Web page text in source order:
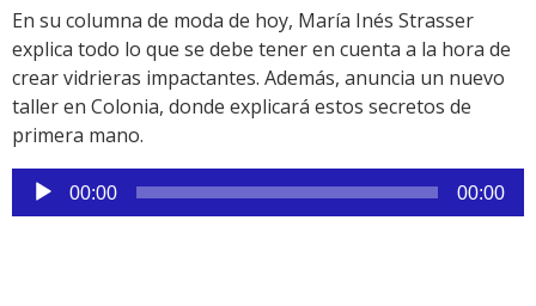
Link
En su columna de moda de hoy, María Inés Strasser
explica todo lo que se debe tener en cuenta a la hora de
crear vidrieras impactantes. Además, anuncia un nuevo
taller en Colonia, donde explicará estos secretos de
primera mano.
Reproductor
de
00:00 00:00